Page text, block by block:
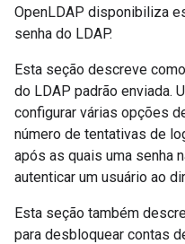
OpenLDAP disponibiliza
senha do LDAP.
Esta seção descreve
do LDAP padrão enviada.
configurar várias opções
número de tentativas de
após as quais uma senha
autenticar um usuário ao
Esta seção também
para desbloquear contas